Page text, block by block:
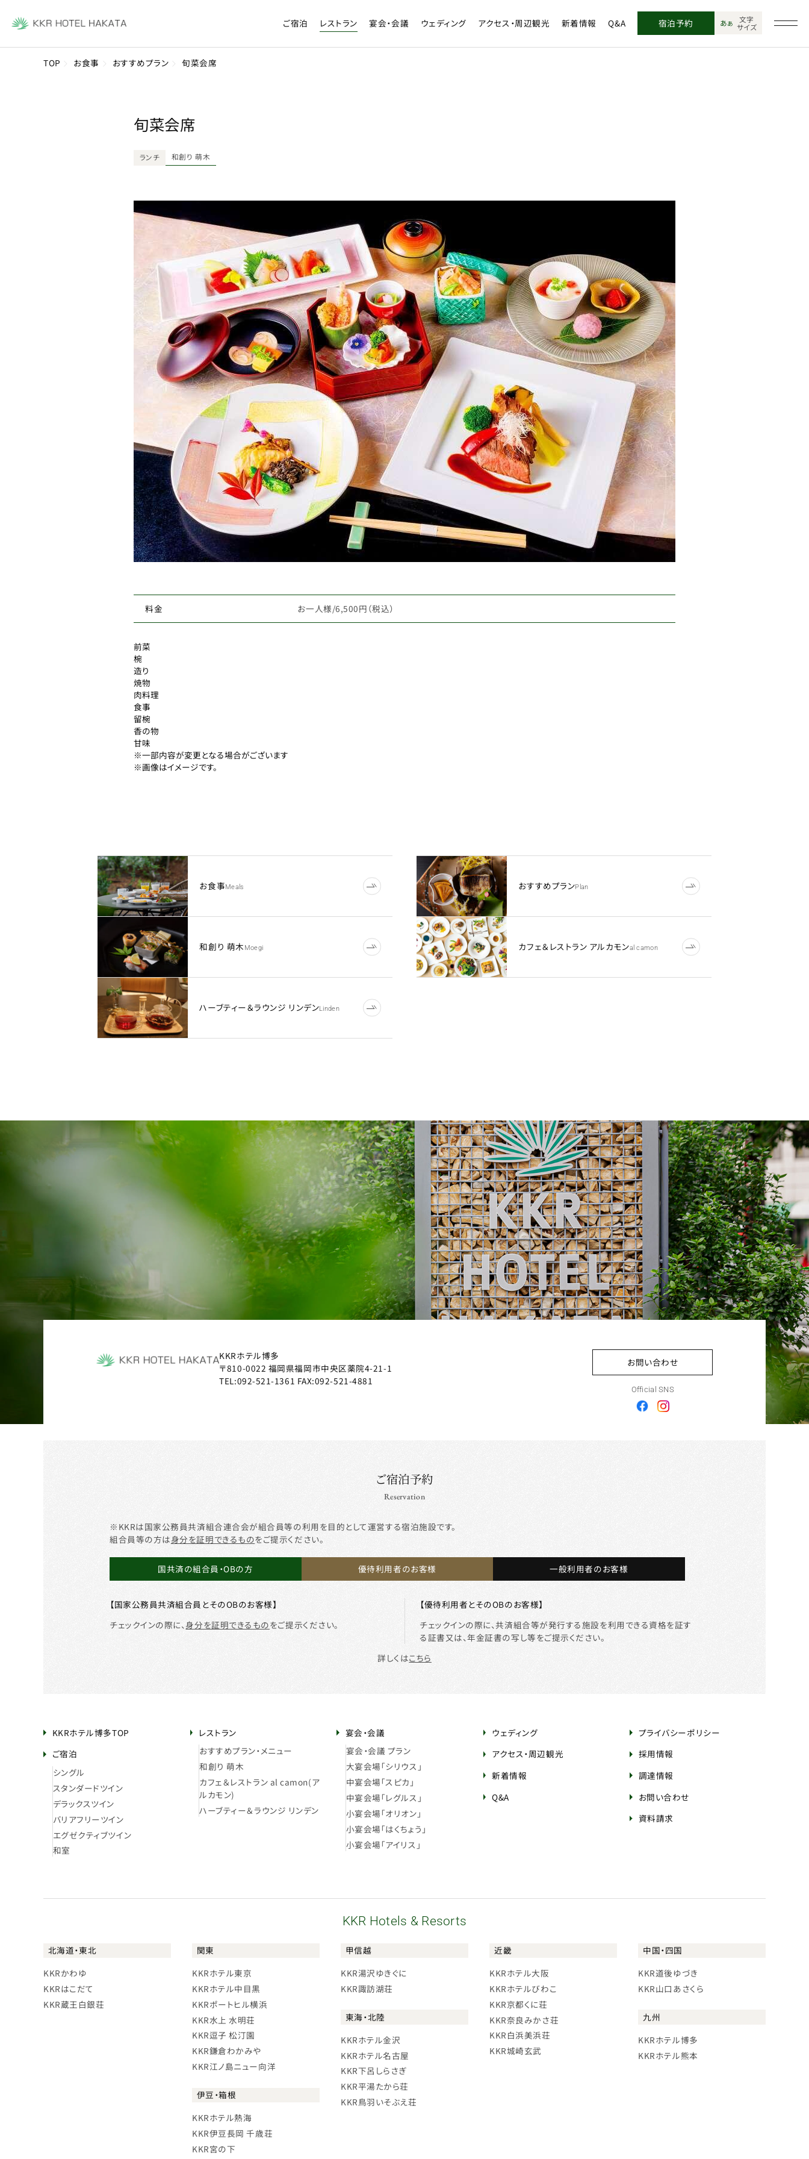
ご宿泊 レストラン 宴会・会議 ウェディング アクセス・周辺観光 新着情報 Q&A 宿泊予約 ああ 文字
サイズ
TOP お食事 おすすめプラン 旬菜会席
旬菜会席
ランチ 和創り 萌木
料金 お一人様/6,500円（税込）
前菜
椀
造り
焼物
肉料理
食事
留椀
香の物
甘味
※一部内容が変更となる場合がございます
※画像はイメージです。
お食事Meals おすすめプランPlan
和創り 萌木 Moegi カフェ＆レストラン アルカモンal camon
ハーブティー＆ラウンジ リンデンLinden
KKRホテル博多
〒810-0022 福岡県福岡市中央区薬院4-21-1
TEL:092-521-1361 FAX:092-521-4881
お問い合わせ
Official SNS
ご宿泊予約
Reservation
※KKRは国家公務員共済組合連合会が組合員等の利用を目的として運営する宿泊施設です。
組合員等の方は身分を証明できるものをご提示ください。
国共済の組合員・OBの方 優待利用者のお客様 一般利用者のお客様
【国家公務員共済組合員とそのOBのお客様】
チェックインの際に、 身分を証明できるものをご提示ください。
【優待利用者とそのOBのお客様】
チェックインの際に、共済組合等が発行する施設を利用できる資格を証す
る証書又は、年金証書の写し等をご提示ください。
詳しくはこちら
KKRホテル博多TOP
ご宿泊
シングル
スタンダードツイン
デラックスツイン
バリアフリーツイン
エグゼクティブツイン
和室
レストラン
おすすめプラン・メニュー
和創り 萌木
カフェ＆レストラン al camon(ア
ルカモン)
ハーブティー＆ラウンジ リンデン
宴会・会議
宴会・会議 プラン
大宴会場「シリウス」
中宴会場「スピカ」
中宴会場「レグルス」
小宴会場「オリオン」
小宴会場「はくちょう」
小宴会場「アイリス」
ウェディング
アクセス・周辺観光
新着情報
Q&A
プライバシーポリシー
採用情報
調達情報
お問い合わせ
資料請求
KKR Hotels & Resorts
北海道・東北
KKRかわゆ
KKRはこだて
KKR蔵王白銀荘
関東
KKRホテル東京
KKRホテル中目黒
KKRポートヒル横浜
KKR水上 水明荘
KKR逗子 松汀園
KKR鎌倉わかみや
KKR江ノ島ニュー向洋
伊豆・箱根
KKRホテル熱海
KKR伊豆長岡 千歳荘
KKR宮の下
甲信越
KKR湯沢ゆきぐに
KKR諏訪湖荘
東海・北陸
KKRホテル金沢
KKRホテル名古屋
KKR下呂しらさぎ
KKR平湯たから荘
KKR鳥羽いそぶえ荘
近畿
KKRホテル大阪
KKRホテルびわこ
KKR京都くに荘
KKR奈良みかさ荘
KKR白浜美浜荘
KKR城崎玄武
中国・四国
KKR道後ゆづき
KKR山口あさくら
九州
KKRホテル博多
KKRホテル熊本